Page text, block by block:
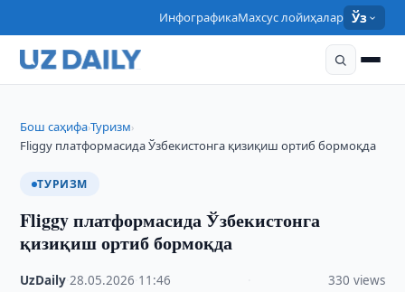
ИнфографикаМахсус лойиҳалар Ўз
Бош саҳифа›Туризм›
Fliggy платформасида Ўзбекистонга қизиқиш ортиб бормоқда
ТУРИЗМ
Fliggy платформасида Ўзбекистонга
қизиқиш ортиб бормоқда
UzDaily ·28.05.2026 11:46 330 views